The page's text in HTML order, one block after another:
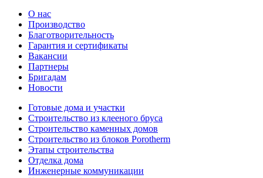
О нас
Производство
Благотворительность
Гарантия и сертификаты
Вакансии
Партнеры
Бригадам
Новости
Готовые дома и участки
Строительство из клееного бруса
Строительство каменных домов
Строительство из блоков Porotherm
Этапы строительства
Отделка дома
Инженерные коммуникации